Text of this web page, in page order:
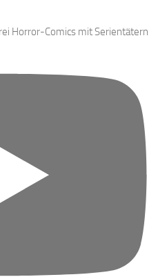
Horror-Comics mit Serientätern